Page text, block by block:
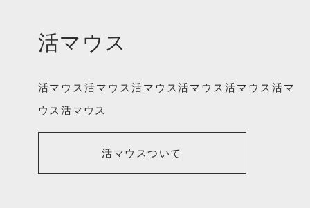
活マウス
活マウス活マウス活マウス活マウス活マウス活マ
ウス活マウス
活マウスついて